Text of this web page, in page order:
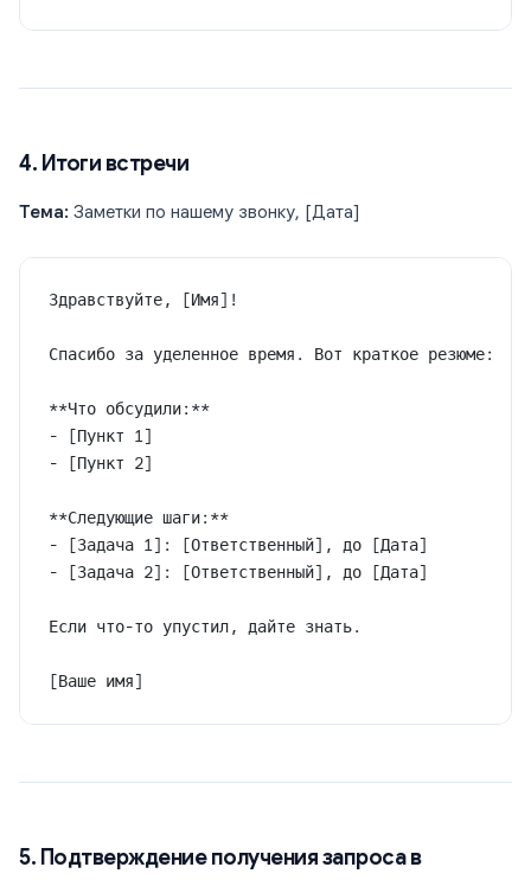
4. Итоги встречи
Тема: Заметки по нашему звонку, [Дата]
Здравствуйте, [Имя]!
Спасибо за уделенное время. Вот краткое резюме:
**Что обсудили:**
- [Пункт 1]
- [Пункт 2]
**Следующие шаги:**
- [Задача 1]: [Ответственный], до [Дата]
- [Задача 2]: [Ответственный], до [Дата]
Если что-то упустил, дайте знать.
[Ваше имя]
5. Подтверждение получения запроса в